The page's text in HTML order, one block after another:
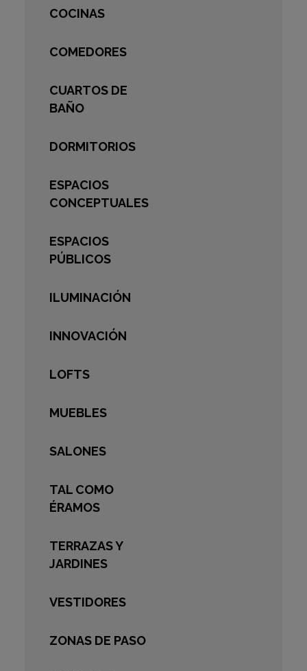
COCINAS
COMEDORES
CUARTOS DE
BAÑO
DORMITORIOS
ESPACIOS
CONCEPTUALES
ESPACIOS
PÚBLICOS
ILUMINACIÓN
INNOVACIÓN
LOFTS
MUEBLES
SALONES
TAL COMO
ÉRAMOS
TERRAZAS Y
JARDINES
VESTIDORES
ZONAS DE PASO